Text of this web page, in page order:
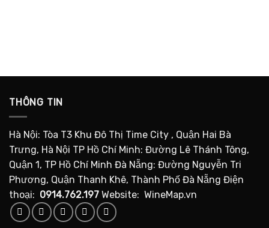
THÔNG TIN
Hà Nội: Tòa T3 Khu Đô Thị Time City , Quận Hai Bà
Trưng, Hà Nội TP Hồ Chí Minh: Đường Lê Thánh Tông,
Quận 1, TP Hồ Chí Minh Đà Nẵng: Đường Nguyễn Tri
Phương, Quận Thanh Khê, Thành Phố Đà Nẵng Điện
thoại: 0914.762.197 Website: WineMap.vn